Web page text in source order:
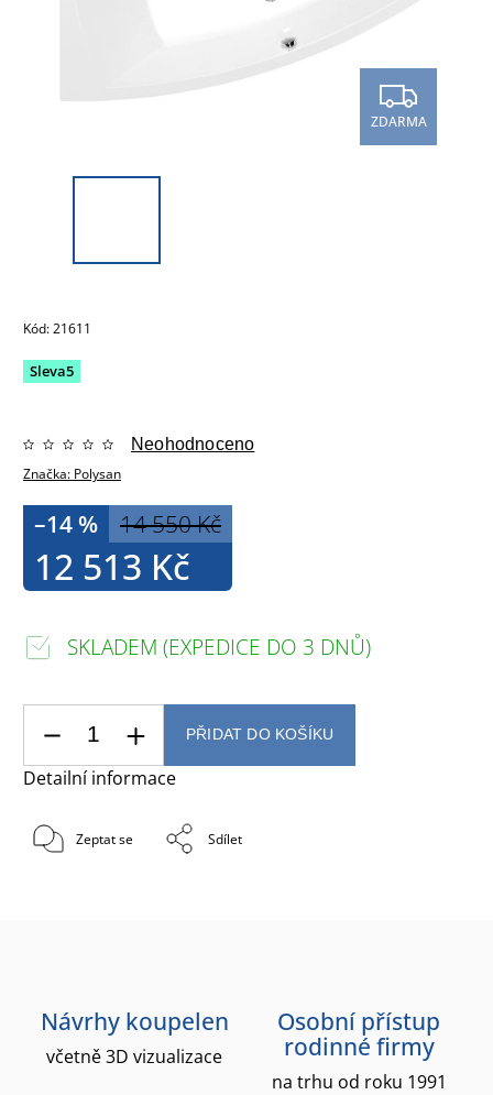
ZDARMA
Kód:21611
Sleva5
Značka: Polysan
Neohodnoceno
14 550 Kč
–14 %
12 513 Kč
SKLADEM (EXPEDICE DO 3 DNŮ)
PŘIDAT DO KOŠÍKU
Detailní informace
Zeptat se Sdílet
Návrhy koupelen
včetně 3D vizualizace
Osobní přístup
rodinné firmy
na trhu od roku 1991